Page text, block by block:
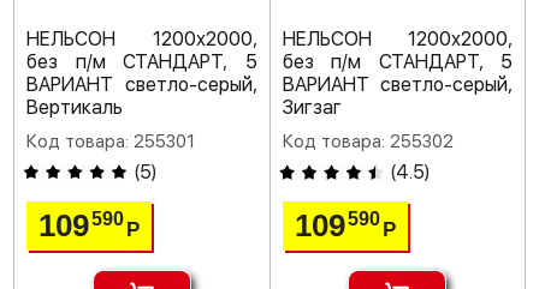
НЕЛЬСОН 1200х2000,
без п/м СТАНДАРТ, 5
ВАРИАНТ светло-серый,
Вертикаль
Код товара: 255301
(5)
109590 Р
НЕЛЬСОН 1200х2000,
без п/м СТАНДАРТ, 5
ВАРИАНТ светло-серый,
Зигзаг
Код товара: 255302
(4.5)
109590 Р